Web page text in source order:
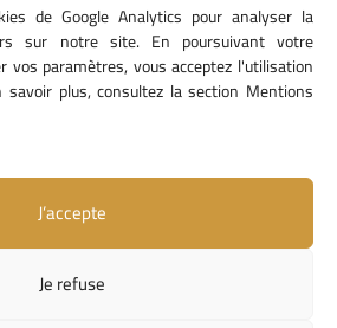
de Google Analytics pour analyser la
sur notre site. En poursuivant votre
vos paramètres, vous acceptez l'utilisation
savoir plus, consultez la section Mentions
J’accepte
Je refuse
CGU
Mentions légales
Politique des cookies
Lien utiles
Contact
Missions & attributions
Textes Fondateurs